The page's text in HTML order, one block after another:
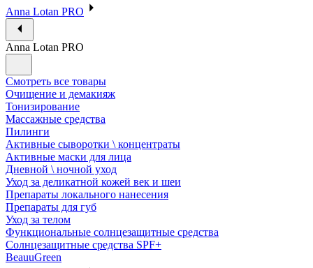
Anna Lotan PRO
Anna Lotan PRO
Смотреть все товары
Очищение и демакияж
Тонизирование
Массажные средства
Пилинги
Активные сыворотки \ концентраты
Активные маски для лица
Дневной \ ночной уход
Уход за деликатной кожей век и шеи
Препараты локального нанесения
Препараты для губ
Уход за телом
Функциональные солнцезащитные средства
Солнцезащитные средства SPF+
BeauuGreen